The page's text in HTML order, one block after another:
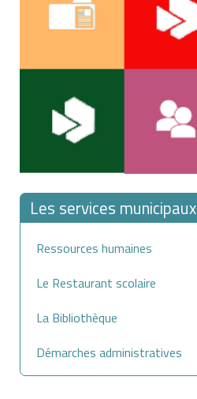
Les services municipaux
Ressources humaines
Le Restaurant scolaire
La Bibliothèque
Démarches administratives